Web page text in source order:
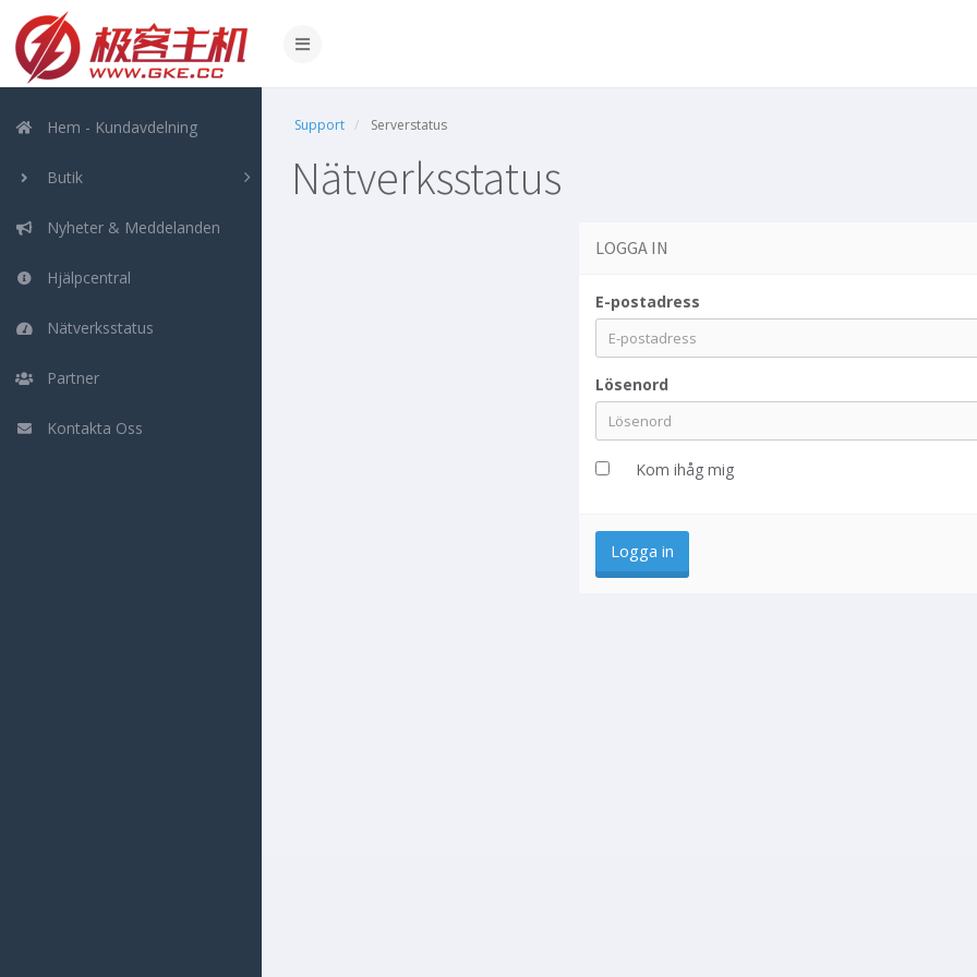
Hem - Kundavdelning
Butik
Nyheter & Meddelanden
Hjälpcentral
Nätverksstatus
Partner
Kontakta Oss
Support Serverstatus
Nätverksstatus
LOGGA IN
E-postadress
Lösenord
Kom ihåg mig